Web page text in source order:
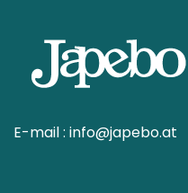
E-mail : info@japebo.at